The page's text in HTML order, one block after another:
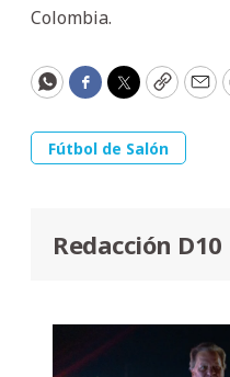
Colombia.
WhatsApp
Facebook
Twitter
Copy
Fútbol de Salón
Redacción D10